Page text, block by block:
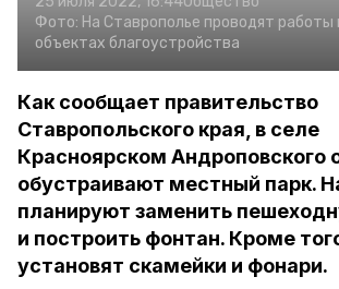
Фото: На Ставрополье проводят работы
объектах благоустройства
Как сообщает правительство
Ставропольского края, в селе
Красноярском Андроповского
обустраивают местный парк.
планируют заменить
и построить фонтан. Кроме
установят скамейки и фонари.